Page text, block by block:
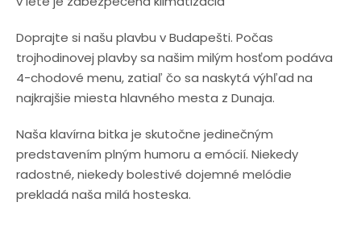
Doprajte si našu plavbu v Budapešti. Počas
trojhodinovej plavby sa našim milým hosťom podáva
4-chodové menu, zatiaľ čo sa naskytá výhľad na
najkrajšie miesta hlavného mesta z Dunaja.
Naša klavírna bitka je skutočne jedinečným
predstavením plným humoru a emócií. Niekedy
radostné, niekedy bolestivé dojemné melódie
prekladá naša milá hosteska.